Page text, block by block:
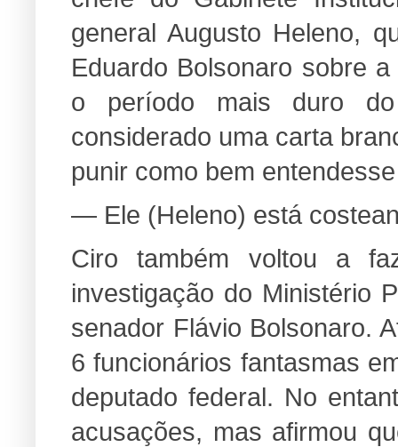
general Augusto Heleno,
Eduardo Bolsonaro sobre
o período mais duro
considerado uma carta
punir como bem
— Ele (Heleno) está
Ciro também voltou a
investigação do Ministério
senador Flávio Bolsonaro.
6 funcionários fantasmas
deputado federal. No
acusações, mas afirmou